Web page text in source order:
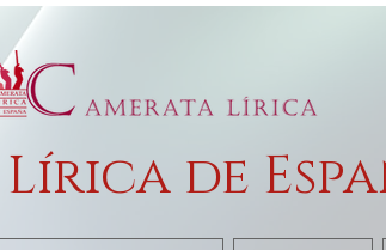
de